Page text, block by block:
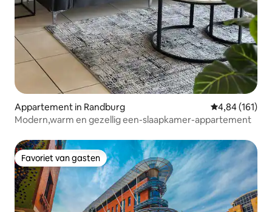
Appartement in Randburg Gemiddelde
4,84 (161)
Modern,warm en gezellig een-slaapkamer-appartement
Favoriet van gasten
Favoriet van gasten